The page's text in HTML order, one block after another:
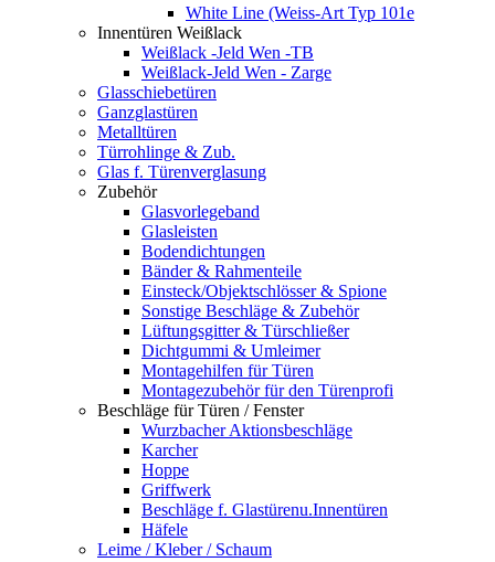
White Line (Weiss-Art Typ 101e
Innentüren Weißlack
Weißlack -Jeld Wen -TB
Weißlack-Jeld Wen - Zarge
Glasschiebetüren
Ganzglastüren
Metalltüren
Türrohlinge & Zub.
Glas f. Türenverglasung
Zubehör
Glasvorlegeband
Glasleisten
Bodendichtungen
Bänder & Rahmenteile
Einsteck/Objektschlösser & Spione
Sonstige Beschläge & Zubehör
Lüftungsgitter & Türschließer
Dichtgummi & Umleimer
Montagehilfen für Türen
Montagezubehör für den Türenprofi
Beschläge für Türen / Fenster
Wurzbacher Aktionsbeschläge
Karcher
Hoppe
Griffwerk
Beschläge f. Glastürenu.Innentüren
Häfele
Leime / Kleber / Schaum